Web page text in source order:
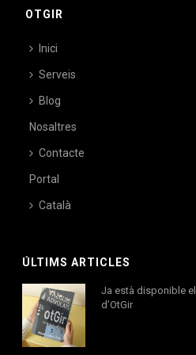
OTGIR
Inici
Serveis
Blog
Nosaltres
Contacte
Portal
Català
ÚLTIMS ARTICLES
Ja està disponible
d’OtGir